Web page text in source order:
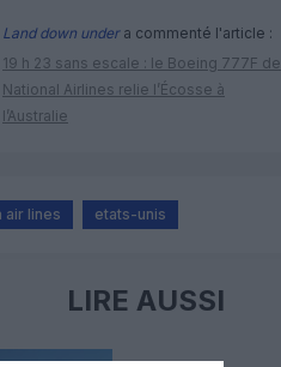
Land down undera commenté l'article :
19 h 23 sans escale : le Boeing 777F de
National Airlines relie l’Écosse à
l’Australie
air lines etats-unis
LIRE AUSSI